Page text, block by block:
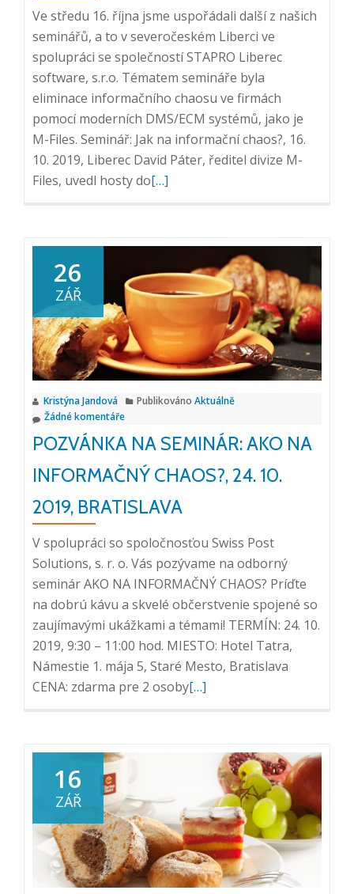
Ve středu 16. října jsme uspořádali další z našich
seminářů, a to v severočeském Liberci ve
spolupráci se společností STAPRO Liberec
software, s.r.o. Tématem semináře byla
eliminace informačního chaosu ve firmách
pomocí moderních DMS/ECM systémů, jako je
M-Files. Seminář: Jak na informační chaos?, 16.
10. 2019, Liberec David Páter, ředitel divize M-
Files, uvedl hosty doPřečtěte
v
Liberci:
Jak
na
informační
chaos?,
16.
2019
[…]
26
ZÁŘ
Kristýna Jandová Publikováno Aktuálně
Žádné komentáře
POZVÁNKA NA SEMINÁR: AKO NA
INFORMAČNÝ CHAOS?, 24. 10.
2019, BRATISLAVA
V spolupráci so spoločnosťou Swiss Post
Solutions, s. r. o. Vás pozývame na odborný
seminár AKO NA INFORMAČNÝ CHAOS? Príďte
na dobrú kávu a skvelé občerstvenie spojené so
zaujímavými ukážkami a témami! TERMÍN: 24. 10.
2019, 9:30 – 11:00 hod. MIESTO: Hotel Tatra,
Námestie 1. mája 5, Staré Mesto, Bratislava
CENA: zdarma pre 2 osobyPřečtěte
Pozvánka
Seminár:
AKO
NA
INFORMAČNÝ
[…]
16
ZÁŘ